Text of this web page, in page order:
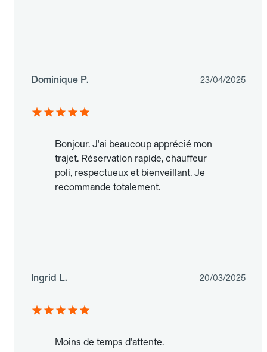
Dominique P. 23/04/2025
Bonjour. J'ai beaucoup apprécié mon
trajet. Réservation rapide, chauffeur
poli, respectueux et bienveillant. Je
recommande totalement.
Ingrid L. 20/03/2025
Moins de temps d'attente.